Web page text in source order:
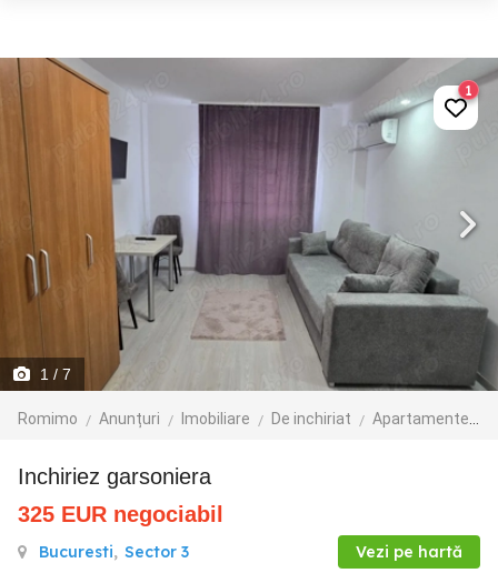
1 / 7
Romimo Anunțuri Imobiliare De inchiriat Apartamente de inchiriat
1
Inchiriez garsoniera
325 EUR negociabil
Bucuresti, Sector 3 Vezi pe hartă